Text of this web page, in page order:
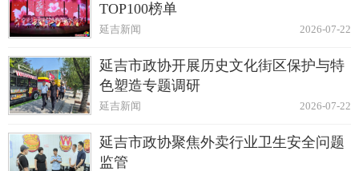
TOP100榜单
2026-07-22
延吉新闻
延吉市政协开展历史文化街区保护与特
色塑造专题调研
2026-07-22
延吉新闻
延吉市政协聚焦外卖行业卫生安全问题
监管